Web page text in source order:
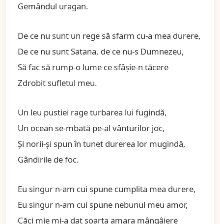
Gemândul uragan.
De ce nu sunt un rege să sfarm cu-a mea durere,
De ce nu sunt Satana, de ce nu-s Dumnezeu,
Să fac să rump-o lume ce sfâşie-n tăcere
Zdrobit sufletul meu.
Un leu pustiei rage turbarea lui fugindă,
Un ocean se-mbată pe-al vânturilor joc,
Şi norii-şi spun în tunet durerea lor mugindă,
Gândirile de foc.
Eu singur n-am cui spune cumplita mea durere,
Eu singur n-am cui spune nebunul meu amor,
Căci mie mi-a dat soarta amara mângâiere